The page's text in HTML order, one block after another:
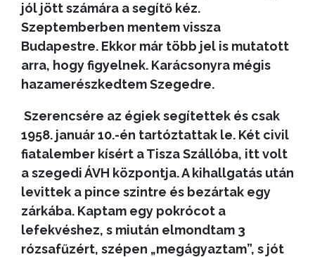
jól jött számára a segítő kéz.
Szeptemberben mentem vissza
Budapestre. Ekkor már több jel is mutatott
arra, hogy figyelnek. Karácsonyra mégis
hazamerészkedtem Szegedre.
Szerencsére az égiek segítettek és csak
1958. január 10.-én tartóztattak le. Két civil
fiatalember kísért a Tisza Szállóba, itt volt
a szegedi ÁVH központja. A kihallgatás után
levittek a pince szintre és bezártak egy
zárkába. Kaptam egy pokrócot a
lefekvéshez, s miután elmondtam 3
rózsafűzért, szépen „megágyaztam”, s jót